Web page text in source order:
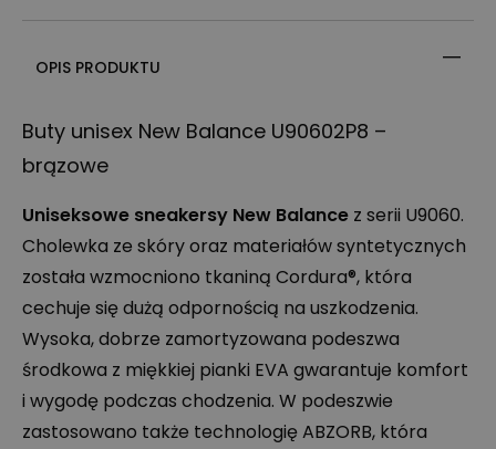
OPIS PRODUKTU
Buty unisex New Balance U90602P8 –
brązowe
Uniseksowe sneakersy New Balance z serii U9060.
Cholewka ze skóry oraz materiałów syntetycznych
została wzmocniono tkaniną Cordura®, która
cechuje się dużą odpornością na uszkodzenia.
Wysoka, dobrze zamortyzowana podeszwa
środkowa z miękkiej pianki EVA gwarantuje komfort
i wygodę podczas chodzenia. W podeszwie
zastosowano także technologięABZORB, która